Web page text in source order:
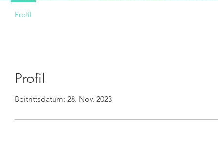
Profil
Beitrittsdatum: 28. Nov. 2023
Profil